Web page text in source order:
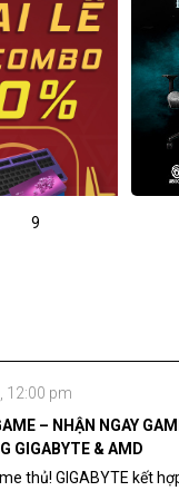
9
12:00 pm
– NHẬN NGAY
GIGABYTE & AMD
thủ! GIGABYTE kết